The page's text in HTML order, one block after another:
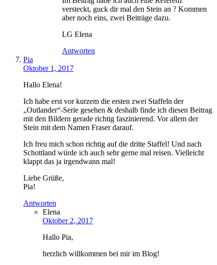
versteckt, guck dir mal den Stein an ? Kommen
aber noch eins, zwei Beiträge dazu.
LG Elena
Antworten
Pia
Oktober 1, 2017
Hallo Elena!
Ich habe erst vor kurzem die ersten zwei Staffeln der
„Outlander“-Serie gesehen & deshalb finde ich diesen Beitrag
mit den Bildern gerade richtig faszinierend. Vor allem der
Stein mit dem Namen Fraser darauf.
Ich freu mich schon richtig auf die dritte Staffel! Und nach
Schottland würde ich auch sehr gerne mal reisen. Vielleicht
klappt das ja irgendwann mal!
Liebe Grüße,
Pia!
Antworten
Elena
Oktober 2, 2017
Hallo Pia,
herzlich willkommen bei mir im Blog!